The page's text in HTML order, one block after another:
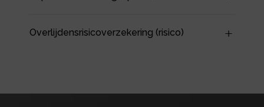
Overlijdensrisicoverzekering (risico)